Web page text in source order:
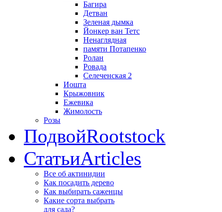
Багира
Детван
Зеленая дымка
Йонкер ван Тетс
Ненаглядная
памяти Потапенко
Ролан
Ровада
Селеченская 2
Иошта
Крыжовник
Ежевика
Жимолость
Розы
ПодвойRootstock
СтатьиArticles
Все об актинидии
Как посадить дерево
Как выбирать саженцы
Какие сорта выбрать
для сада?